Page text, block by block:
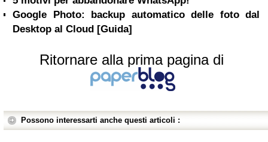
Google Photo: backup automatico delle foto dal
Desktop al Cloud [Guida]
Ritornare alla prima pagina di
Possono interessarti anche questi articoli :